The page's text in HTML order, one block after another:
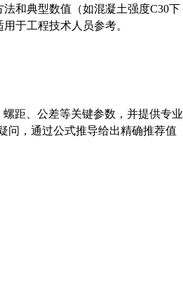
法和典型数值（如混凝土强度C30下
于工程技术人员参考。
距、公差等关键参数，并提供专业
问，通过公式推导给出精确推荐值